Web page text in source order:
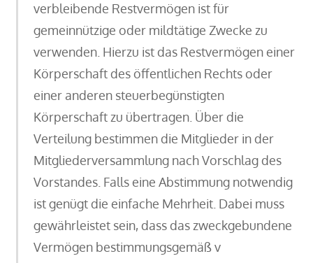
verbleibende Restvermögen ist für
gemeinnützige oder mildtätige Zwecke zu
verwenden. Hierzu ist das Restvermögen einer
Körperschaft des öffentlichen Rechts oder
einer anderen steuerbegünstigten
Körperschaft zu übertragen. Über die
Verteilung bestimmen die Mitglieder in der
Mitgliederversammlung nach Vorschlag des
Vorstandes. Falls eine Abstimmung notwendig
ist genügt die einfache Mehrheit. Dabei muss
gewährleistet sein, dass das zweckgebundene
Vermögen bestimmungsgemäß v